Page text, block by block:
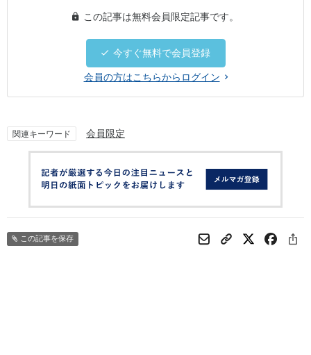
この記事は無料会員限定記事です。
今すぐ無料で会員登録
会員の方はこちらからログイン
関連キーワード 会員限定
この記事を保存